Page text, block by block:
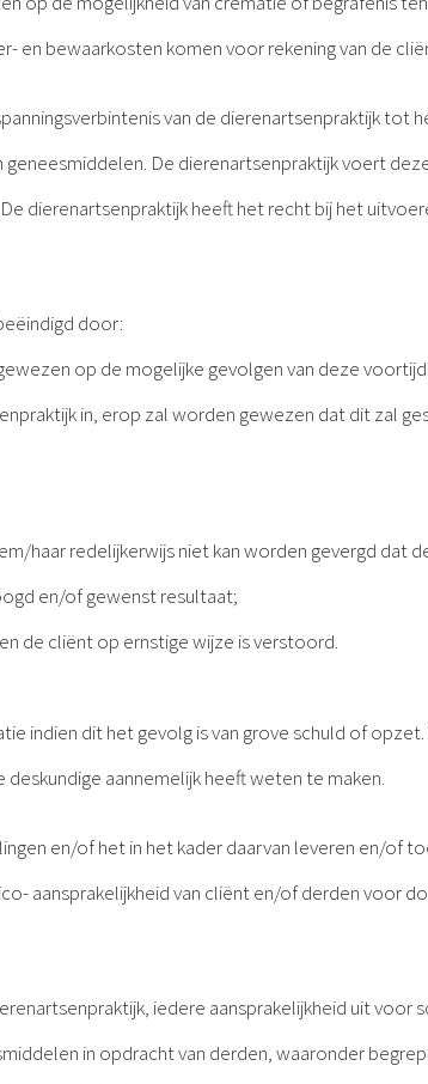
en bewaarkosten komen voor rekening van de
van de dierenartsenpraktijk tot
De dierenartsenpraktijk voert
dierenartsenpraktijk heeft het recht bij het
door:
op de mogelijke gevolgen van deze
in, erop zal worden gewezen dat dit zal
haar redelijkerwijs niet kan worden gevergd dat
en/of gewenst resultaat;
de cliënt op ernstige wijze is verstoord.
indien dit het gevolg is van grove schuld of opzet.
aannemelijk heeft weten te maken.
en/of het in het kader daarvan leveren en/of
aansprakelijkheid van cliënt en/of derden voor
iedere aansprakelijkheid uit voor
in opdracht van derden, waaronder